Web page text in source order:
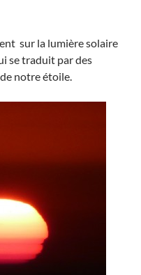
sur la lumière solaire
se traduit par des
notre étoile.